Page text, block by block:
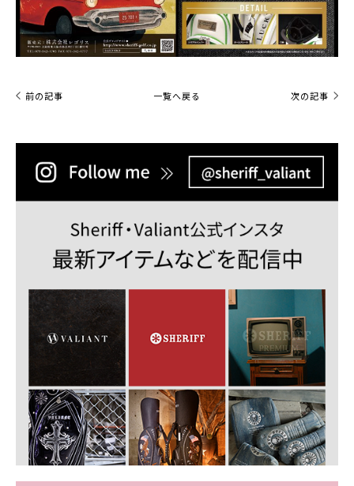
前の記事 一覧へ戻る 次の記事